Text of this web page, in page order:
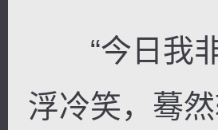
“今日我非
浮冷笑，蓦